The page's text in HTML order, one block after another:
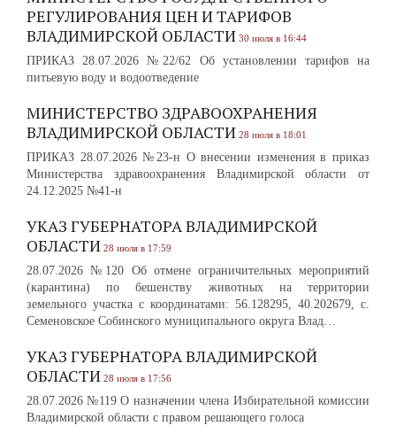
РЕГУЛИРОВАНИЯ ЦЕН И ТАРИФОВ
ВЛАДИМИРСКОЙ ОБЛАСТИ 30 июля в 16:44
ПРИКАЗ 28.07.2026 №22/62 Об установлении тарифов на
питьевую воду и водоотведение
МИНИСТЕРСТВО ЗДРАВООХРАНЕНИЯ
ВЛАДИМИРСКОЙ ОБЛАСТИ 28 июля в 18:01
ПРИКАЗ 28.07.2026 №23-н О внесении изменения в приказ
Министерства здравоохранения Владимирской области от
24.12.2025 №41-н
УКАЗ ГУБЕРНАТОРА ВЛАДИМИРСКОЙ
ОБЛАСТИ 28 июля в 17:59
28.07.2026 №120 Об отмене ограничительных мероприятий
(карантина) по бешенству животных на территории
земельного участка с координатами: 56.128295, 40.202679, с.
Семеновское Собинского муниципального округа Влад…
УКАЗ ГУБЕРНАТОРА ВЛАДИМИРСКОЙ
ОБЛАСТИ 28 июля в 17:56
28.07.2026 №119 О назначении члена Избирательной комиссии
Владимирской области с правом решающего голоса